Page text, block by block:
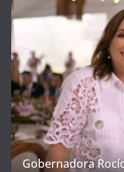
Gobernadora